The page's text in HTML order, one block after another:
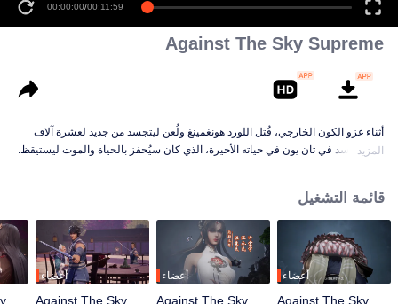
00:00:00/00:11:59
Against The Sky Supreme
أثناء غزو الكون الخارجي، قُتل اللورد هونغمينغ ولُعن ليتجسد من جديد لعشرة آلاف
حياة. تجسد في تان يون في حياته الأخيرة، الذي كان سيُحفز بالحياة والموت ليستيقظ.
تان يون لموت عائلته ووحد القارة بأكملها.
المزيد
قائمة التشغيل
أعضاء
Against The Sky
أعضاء
Against The Sky
أعضاء
Against The Sky